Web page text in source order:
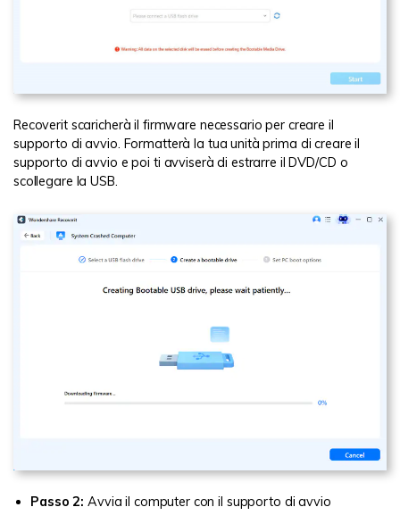
Recoverit scaricherà il firmware necessario per creare il
supporto di avvio. Formatterà la tua unità prima di creare il
supporto di avvio e poi ti avviserà di estrarre il DVD/CD o
scollegare la USB.
Passo 2: Avvia il computer con il supporto di avvio